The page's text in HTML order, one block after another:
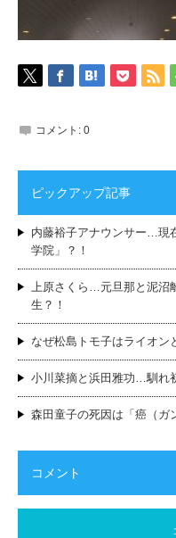
コメント: 0
ピックアップ記事
内藤裕子アナウンサー…現
学院」？！
上原さくら…元旦那と泥沼
生？！
なぜ松島トモ子はライオン
小川菜摘と浜田雅功…馴れ
森田童子の死因は「癌（ガ
コメント